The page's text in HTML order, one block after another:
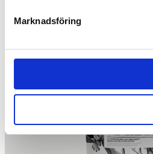
Marknadsföring